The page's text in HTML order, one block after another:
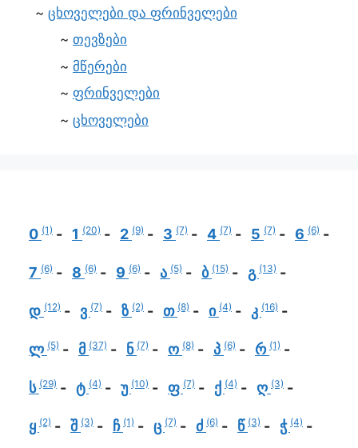
ცხოველები და ფრინველები
თევზები
მწერები
ფრინველები
ცხოველები
0 (1) 1 (20) 2 (9) 3 (7) 4 (7) 5 (7) 6 (6)
7 (6) 8 (6) 9 (6) ა (5) ბ (15) გ (13)
დ (12) ვ (7) ზ (2) თ (8) ი (4) კ (16)
ლ (5) მ (37) ნ (7) ო (8) პ (6) რ (1)
ს (29) ტ (4) უ (10) ფ (7) ქ (4) ღ (3)
ყ (2) შ (3) ჩ (1) ც (7) ძ (6) წ (3) ჭ (4)